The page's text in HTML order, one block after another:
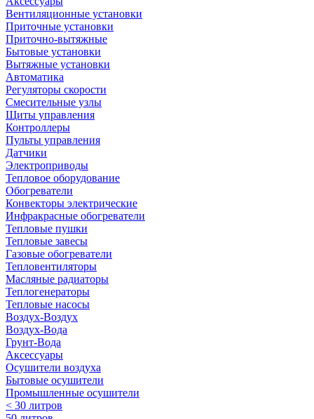
Вентиляционные установки
Приточные установки
Приточно-вытяжные
Бытовые установки
Вытяжные установки
Автоматика
Регуляторы скорости
Смесительные узлы
Щиты управления
Контроллеры
Пульты управления
Датчики
Электроприводы
Тепловое оборудование
Обогреватели
Конвекторы электрические
Инфракрасные обогреватели
Тепловые пушки
Тепловые завесы
Газовые обогреватели
Тепловентиляторы
Масляные радиаторы
Теплогенераторы
Тепловые насосы
Воздух-Воздух
Воздух-Вода
Грунт-Вода
Аксессуары
Осушители воздуха
Бытовые осушители
Промышленные осушители
< 30 литров